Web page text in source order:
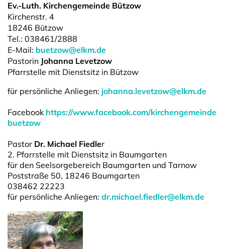
Ev.-Luth. Kirchengemeinde Bützow
Kirchenstr. 4
18246 Bützow
Tel.: 038461/2888
E-Mail: buetzow@elkm.de
Pastorin Johanna Levetzow
Pfarrstelle mit Dienstsitz in Bützow
für persönliche Anliegen: johanna.levetzow@elkm.de
Facebook https://www.facebook.com/kirchengemeinde
buetzow
Pastor Dr. Michael Fiedler
2. Pfarrstelle mit Dienstsitz in Baumgarten
für den Seelsorgebereich Baumgarten und Tarnow
Poststraße 50, 18246 Baumgarten
038462 22223
für persönliche Anliegen: dr.michael.fiedler@elkm.de